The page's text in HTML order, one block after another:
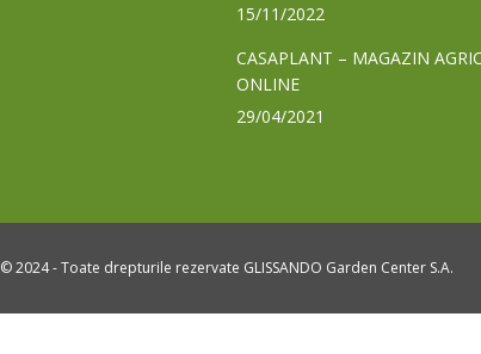
15/11/2022
CASAPLANT – MAGAZIN
ONLINE
29/04/2021
© 2024 - Toate drepturile rezervate GLISSANDO Garden Center S.A.